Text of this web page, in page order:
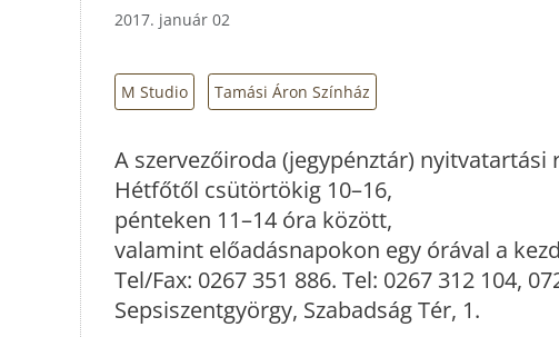
2017. január 02
M Studio Tamási Áron Színház
A szervezőiroda (jegypénztár) nyitvatartási
Hétfőtől csütörtökig 10–16,
pénteken 11–14 óra között,
valamint előadásnapokon egy órával a
Tel/Fax: 0267 351 886. Tel: 0267 312 104,
Sepsiszentgyörgy, Szabadság Tér, 1.